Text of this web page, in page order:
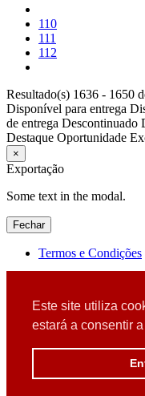
Este site utiliza
estará a consentir
110
111
112
Resultado(s) 1636 - 1650
Disponível para entrega
de entrega Descontinuado
Destaque Oportunidade
×
Exportação
Some text in the modal.
Fechar
Termos e Condições
Detectamos que está a
Por favor, atualize o seu
para garantir uma melhor